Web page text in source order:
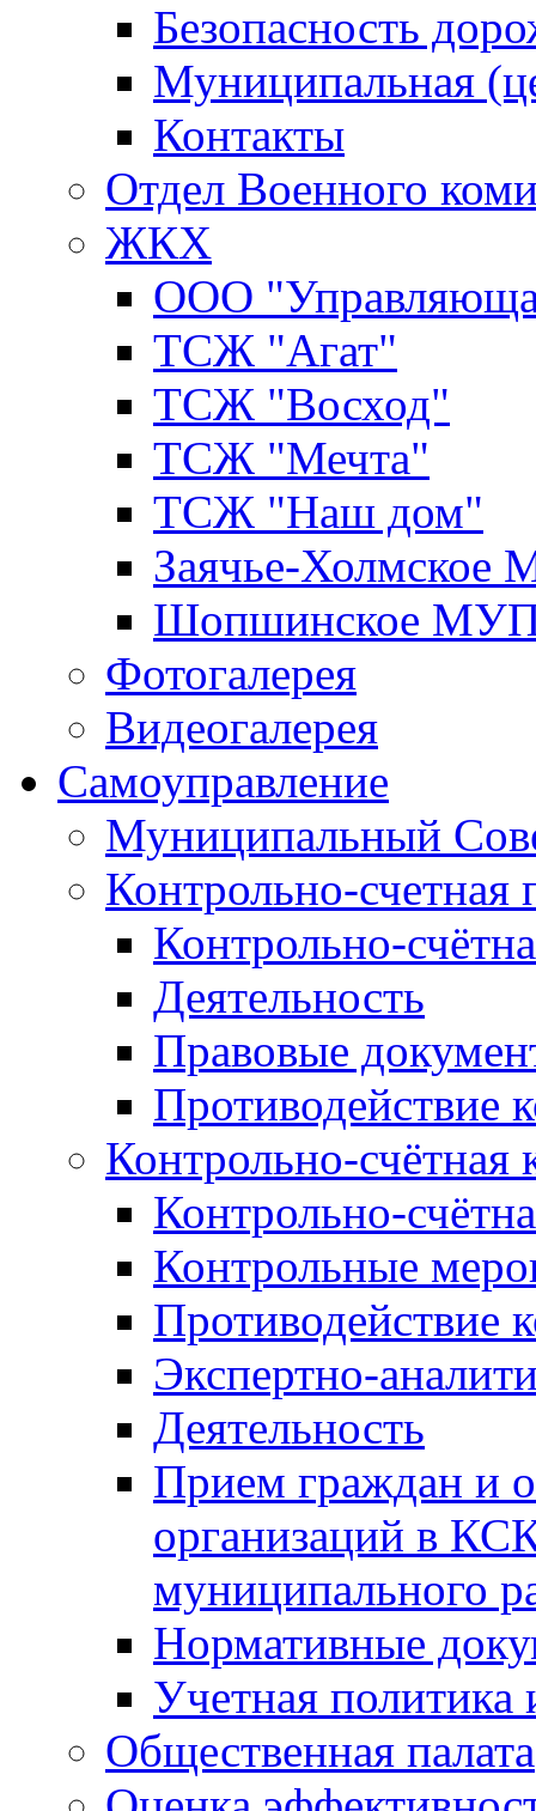
Безопасность
Муниципальная
Контакты
Отдел Военного
ЖКХ
ООО
ТСЖ "Агат"
ТСЖ "Восход"
ТСЖ "Мечта"
ТСЖ "Наш дом"
Заячье-
Шопшинское
Фотогалерея
Видеогалерея
Самоуправление
Муниципальный
Контрольно-счетная
Контрольно-
Деятельность
Правовые
Противодействие
Контрольно-счётная
Контрольно-
Контрольные
Противодействие
Экспертно-
Деятельность
Прием граждан и
организаций в
муниципального
Нормативные
Учетная политика
Общественная палата